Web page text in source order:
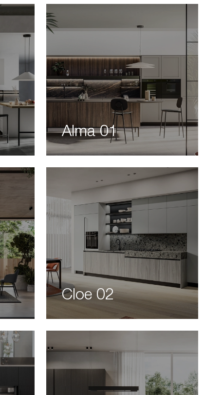
Alma 01
Cloe 02